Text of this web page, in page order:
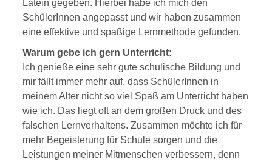
Latein gegeben. Hierbei habe ich mich den
SchülerInnen angepasst und wir haben zusammen
eine effektive und spaßige Lernmethode gefunden.
Warum gebe ich gern Unterricht:
Ich genieße eine sehr gute schulische Bildung und
mir fällt immer mehr auf, dass SchülerInnen in
meinem Alter nicht so viel Spaß am Unterricht haben
wie ich. Das liegt oft an dem großen Druck und des
falschen Lernverhaltens. Zusammen möchte ich für
mehr Begeisterung für Schule sorgen und die
Leistungen meiner Mitmenschen verbessern, denn